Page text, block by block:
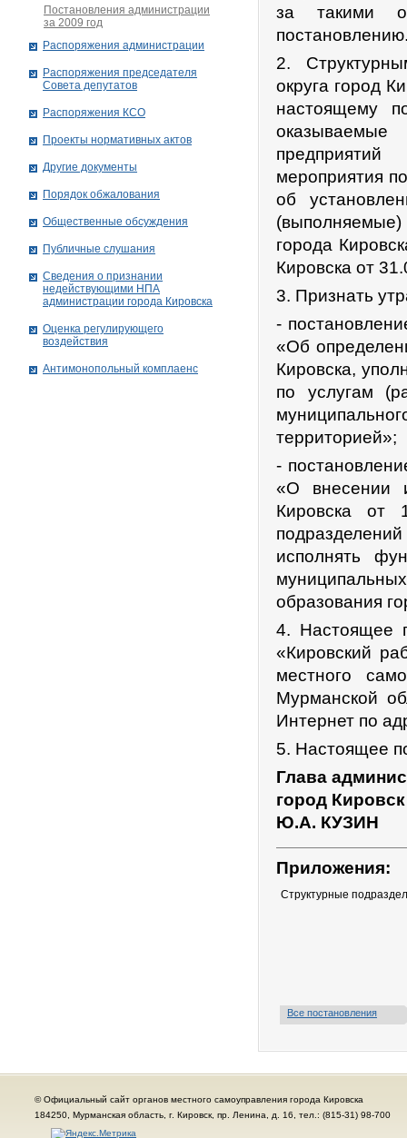
за такими
2.
округа город
настоящему
мероприятия
об
города
Кировска от
3. Признать
-
«Об
Кировска,
по услугам
территорией»;
-
«О внесении
Кировска от
исполнять
образования
4. Настоящее
«Кировский
местного
Мурманской
Интернет по
5. Настоящее
Глава
город
Ю.А. КУЗИН
Приложения:
Структурные
Все постановления
Постановления администрации
за 2009 год
Распоряжения администрации
Распоряжения председателя
Совета депутатов
Распоряжения КСО
Проекты нормативных актов
Другие документы
Порядок обжалования
Общественные обсуждения
Публичные слушания
Сведения о признании
недействующими НПА
администрации города Кировскa
Оценка регулирующего
воздействия
Антимонопольный комплаенс
© Официальный сайт органов местного самоуправления города Кировска
184250, Мурманская область, г. Кировск, пр. Ленина, д. 16, тел.: (815-31) 98-700